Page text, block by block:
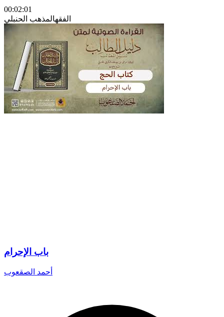
00:02:01
الفقهالمذهب الحنبلي
باب الإحرام
أحمد الصقعوب